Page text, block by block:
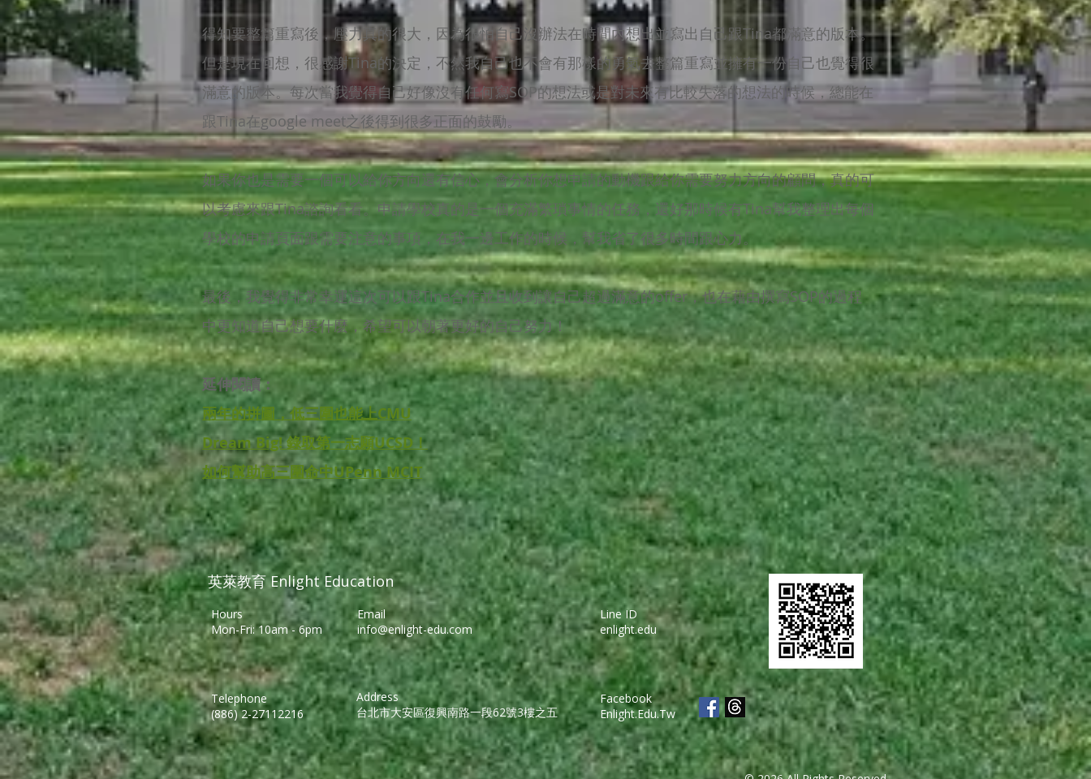
得知要整篇重寫後，壓力真的很大，因為很怕自己沒辦法在時間內想出並寫出自己跟Tina都滿意的版本。
但是現在回想，很感謝Tina的決定，不然我自己也不會有那樣的勇氣去整篇重寫並擁有一份自己也覺得很
滿意的版本。每次當我覺得自己好像沒有任何寫SOP的想法或是對未來有比較失落的想法的時候，總能在
跟Tina在google meet之後得到很多正面的鼓勵。
如果你也是需要一個可以給你方向還有信心，會分析你想申請的動機跟給你需要努力方向的顧問，真的可
以考慮來跟Tina諮詢看看。申請學校真的是一個充滿繁瑣事情的任務，還好那時候有Tina幫我整理出每個
學校的申請頁面跟需要注意的事項，在我一邊工作的時候，幫我省了很多時間跟心力。
最後，我覺得非常幸運這次可以跟Tina合作並且收到讓自己超過滿意的offer，也在藉由撰寫SOP的過程
中更知道自己想要什麼，希望可以朝著更好的自己努力！
延伸閱讀：
兩年的拼圖，低三圍也能上CMU
Dream Big! 錄取第一志願UCSD！
如何幫助高三圍命中UPenn MCIT
英萊教育 Enlight Education
Hours
Mon-Fri: 10am - 6pm
Email
info@enlight-edu.com
Telephone
(886) 2-27112216
Address
台北市大安區復興南路一段62號3樓之五
Line ID
enlight.edu
Facebook
Enlight.Edu.Tw